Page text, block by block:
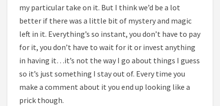
my particular take on it. But I think we’d be a lot
better if there was a little bit of mystery and magic
left in it. Everything’s so instant, you don’t have to pay
for it, you don’t have to wait for it or invest anything
in having it…it’s not the way I go about things I guess
so it’s just something I stay out of. Every time you
make a comment about it you end up looking like a
prick though.